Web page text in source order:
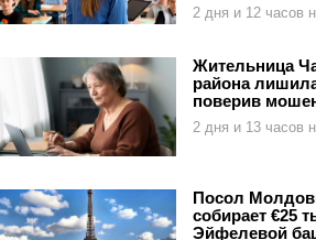
2 дня и 12 часов
Жительница
района
поверив
2 дня и 13 часов
Посол
собирает €25
Эйфелевой